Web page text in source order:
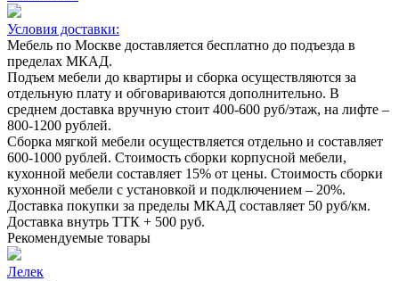
Условия доставки:
Мебель по Москве доставляется бесплатно до подъезда в
пределах МКАД.
Подъем мебели до квартиры и сборка осуществляются за
отдельную плату и обговариваются дополнительно. В
среднем доставка вручную стоит 400-600 руб/этаж, на лифте –
800-1200 рублей.
Сборка мягкой мебели осуществляется отдельно и составляет
600-1000 рублей. Стоимость сборки корпусной мебели,
кухонной мебели составляет 15% от цены. Стоимость сборки
кухонной мебели с установкой и подключением – 20%.
Доставка покупки за пределы МКАД составляет 50 руб/км.
Доставка внутрь ТТК + 500 руб.
Рекомендуемые товары
Лелек